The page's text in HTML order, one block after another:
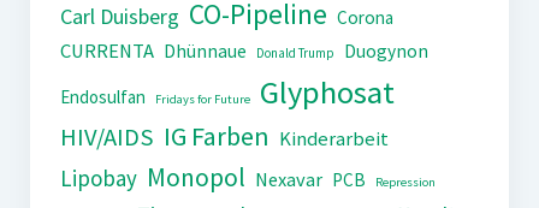
Carl Duisberg CO-Pipeline Corona
CURRENTA Dhünnaue Donald Trump
Duogynon
Endosulfan
Fridays for Future Glyphosat
HIV/AIDS IG Farben Kinderarbeit
Lipobay Monopol Nexavar PCB Repression